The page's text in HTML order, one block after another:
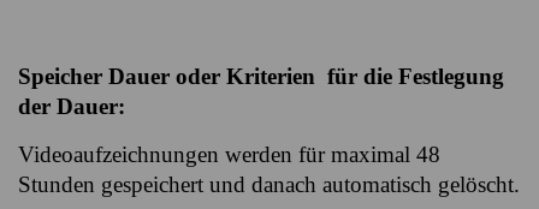
Speicher Dauer oder Kriterien für die Festlegung
der Dauer:
Videoaufzeichnungen werden für maximal 48
Stunden gespeichert und danach automatisch gelöscht.